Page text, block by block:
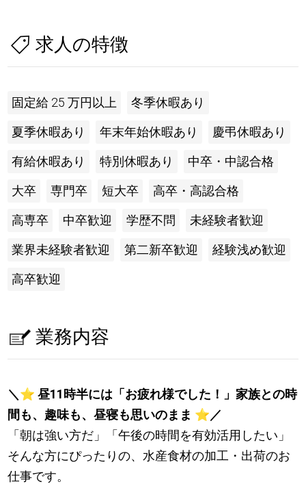
求人の特徴
固定給 25 万円以上 冬季休暇あり
夏季休暇あり 年末年始休暇あり 慶弔休暇あり
有給休暇あり 特別休暇あり 中卒・中認合格
大卒 専門卒 短大卒 高卒・高認合格
高専卒 中卒歓迎 学歴不問 未経験者歓迎
業界未経験者歓迎 第二新卒歓迎 経験浅め歓迎
高卒歓迎
業務内容
＼ ⭐ 昼11時半には「お疲れ様でした！」家族との時
間も、趣味も、昼寝も思いのまま ⭐／
「朝は強い方だ」「午後の時間を有効活用したい」
そんな方にぴったりの、水産食材の加工・出荷のお
仕事です。